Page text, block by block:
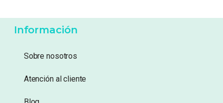
8,99 €
Añadir a lista de
-20%